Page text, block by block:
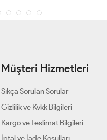
Müşteri Hizmetleri
Sıkça Sorulan Sorular
Gizlilik ve Kvkk Bilgileri
Kargo ve Teslimat Bilgileri